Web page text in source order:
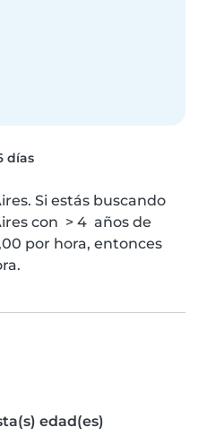
días
Si estás buscando
con  > 4  años de
por hora, entonces
edad(es)